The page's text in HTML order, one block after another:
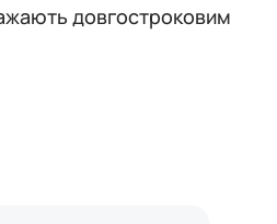
довгостроковим